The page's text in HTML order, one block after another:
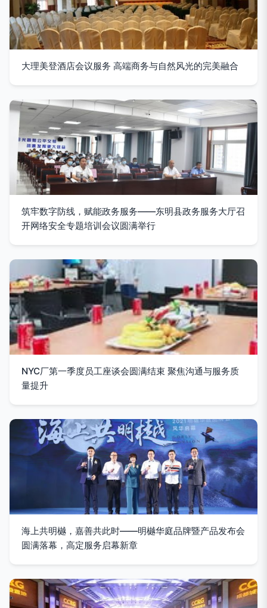
大理美登酒店会议服务 高端商务与自然风光的完美融合
筑牢数字防线，赋能政务服务——东明县政务服务大厅召
开网络安全专题培训会议圆满举行
NYC厂第一季度员工座谈会圆满结束 聚焦沟通与服务质
量提升
海上共明樾，嘉善共此时——明樾华庭品牌暨产品发布会
圆满落幕，高定服务启幕新章